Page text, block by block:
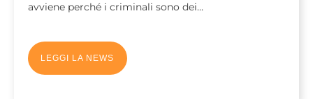
avviene perché i criminali sono dei…
LEGGI LA NEWS